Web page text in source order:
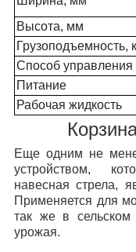
Высота, мм
Грузоподъемность,
Способ управления
Питание
Рабочая жидкость
Еще одним не
устройством,
навесная стрела,
Применяется для
так же в сельском
урожая.